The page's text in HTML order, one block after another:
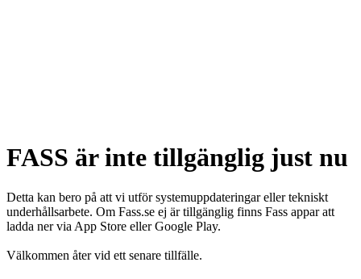
FASS är inte tillgänglig just nu
Detta kan bero på att vi utför systemuppdateringar eller tekniskt
underhållsarbete. Om Fass.se ej är tillgänglig finns Fass appar att
ladda ner via App Store eller Google Play.
Välkommen åter vid ett senare tillfälle.